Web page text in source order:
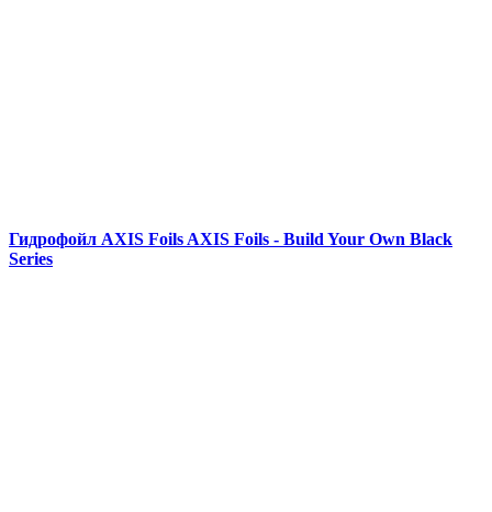
Гидрофойл AXIS Foils AXIS Foils - Build Your Own Black
Series